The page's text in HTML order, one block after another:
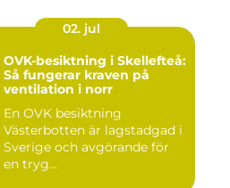
02. jul
OVK-besiktning i Skellefteå:
Så fungerar kraven på
ventilation i norr
En OVK besiktning
Västerbotten är lagstadgad i
Sverige och avgörande för
en tryg...